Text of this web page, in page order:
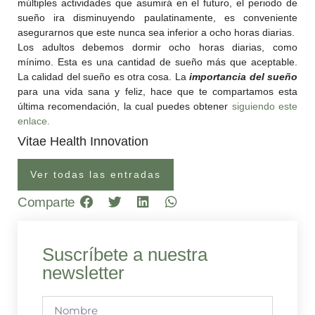
múltiples actividades que asumirá en el futuro, el periodo de
sueño ira disminuyendo paulatinamente, es conveniente
asegurarnos que este nunca sea inferior a ocho horas diarias.
Los adultos debemos dormir ocho horas diarias, como
mínimo. Esta es una cantidad de sueño más que aceptable.
La calidad del sueño es otra cosa. Laimportancia del sueño
para una vida sana y feliz, hace que te compartamos esta
última recomendación, la cual puedes obtener siguiendo este
enlace.
Vitae Health Innovation
Ver todas las entradas
Comparte
Suscríbete a nuestra
newsletter